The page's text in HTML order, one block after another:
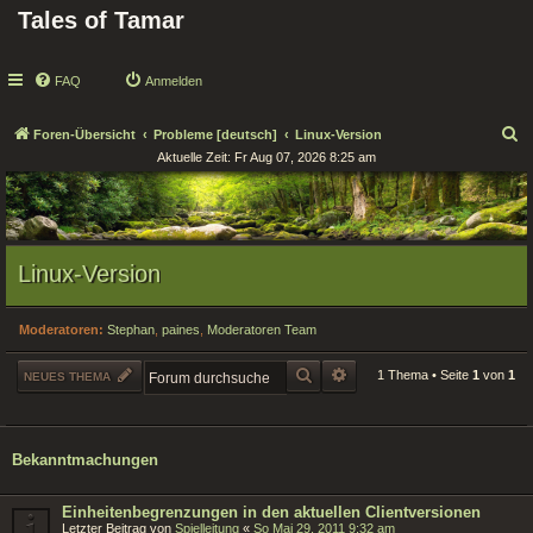
Tales of Tamar
FAQ Anmelden
Foren-Übersicht Probleme [deutsch] Linux-Version
c
h
e
Aktuelle Zeit: Fr Aug 07, 2026 8:25 am
Linux-Version
Moderatoren: Stephan paines Moderatoren Team
NEUES THEMA SUCHE ERWEITERTE SUCHE
1 Thema • Seite 1 von 1
Bekanntmachungen
Einheitenbegrenzungen in den aktuellen Clientversionen
Letzter Beitrag von Spielleitung « So Mai 29, 2011 9:32 am